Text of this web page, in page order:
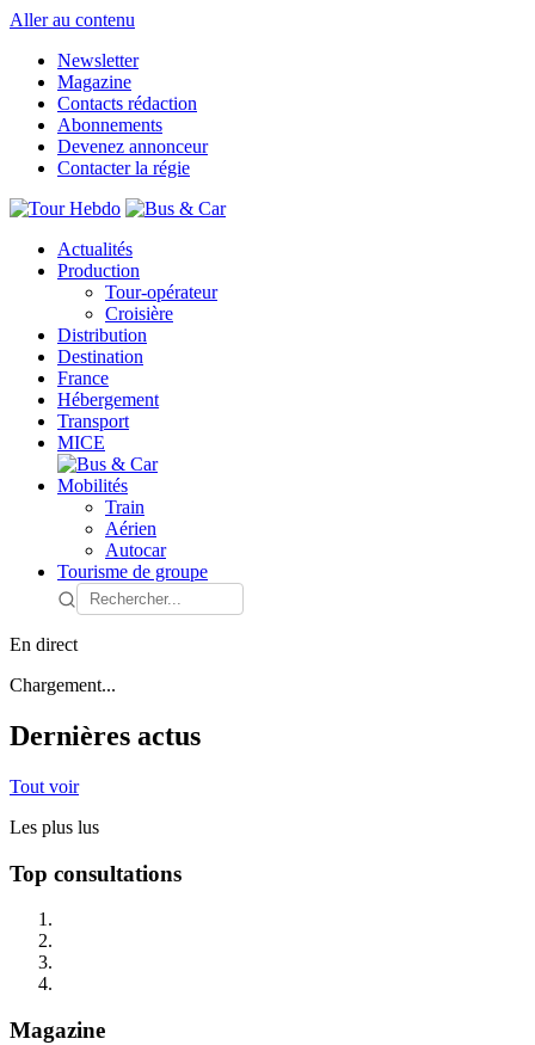
Aller au contenu
Newsletter
Magazine
Contacts rédaction
Abonnements
Devenez annonceur
Contacter la régie
Actualités
Production
Tour-opérateur
Croisière
Distribution
Destination
France
Hébergement
Transport
MICE
Mobilités
Train
Aérien
Autocar
Tourisme de groupe
En direct
Chargement...
Dernières actus
Tout voir
Les plus lus
Top consultations
Magazine